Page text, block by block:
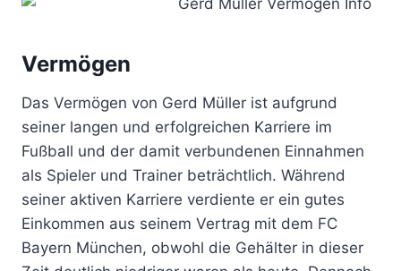
Vermögen
Das Vermögen von Gerd Müller ist aufgrund
seiner langen und erfolgreichen Karriere im
Fußball und der damit verbundenen Einnahmen
als Spieler und Trainer beträchtlich. Während
seiner aktiven Karriere verdiente er ein gutes
Einkommen aus seinem Vertrag mit dem FC
Bayern München, obwohl die Gehälter in dieser